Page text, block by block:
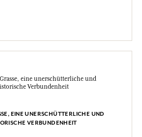
EINE UNERSCHÜTTERLICHE UND
VERBUNDENHEIT